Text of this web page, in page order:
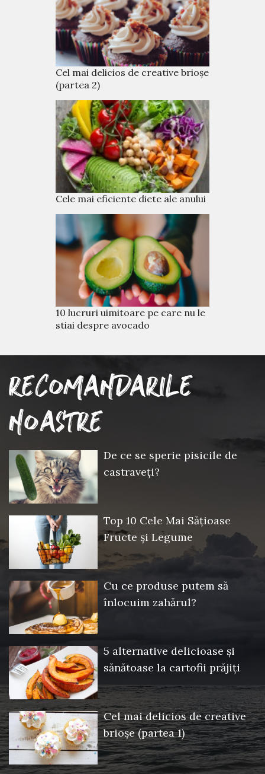
Cel mai delicios de creative brioșe
(partea 2)
Cele mai eficiente diete ale anului
10 lucruri uimitoare pe care nu le
stiai despre avocado
RECOMANDARILE
NOASTRE
De ce se sperie pisicile de
castraveți?
Top 10 Cele Mai Sățioase
Fructe și Legume
Cu ce produse putem să
înlocuim zahărul?
5 alternative delicioase și
sănătoase la cartofii prăjiți
Cel mai delicios de creative
brioșe (partea 1)